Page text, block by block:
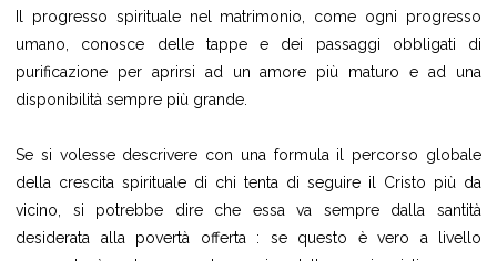
Il progresso spirituale nel matrimonio, come ogni progresso
umano, conosce delle tappe e dei passaggi obbligati di
purificazione per aprirsi ad un amore più maturo e ad una
disponibilità sempre più grande.
Se si volesse descrivere con una formula il percorso globale
della crescita spirituale di chi tenta di seguire il Cristo più da
vicino, si potrebbe dire che essa va sempre dalla santità
desiderata alla povertà offerta : se questo è vero a livello